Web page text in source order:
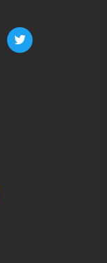
twitter